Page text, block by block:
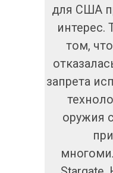
для США
интерес.
том,
запрета
оружия